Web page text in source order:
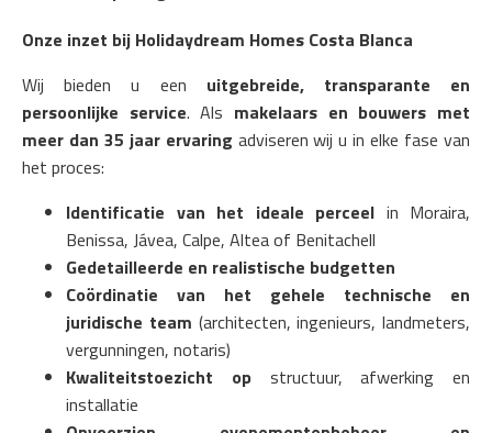
Onze inzet bij Holidaydream Homes Costa Blanca
Wij bieden u een uitgebreide, transparante en
persoonlijke service. Als makelaars en bouwers met
meer dan 35 jaar ervaring adviseren wij u in elke fase van
het proces:
Identificatie van het ideale perceel in Moraira,
Benissa, Jávea, Calpe, Altea of Benitachell
Gedetailleerde en realistische budgetten
Coördinatie van het gehele technische en
juridische team (architecten, ingenieurs, landmeters,
vergunningen, notaris)
Kwaliteitstoezicht opstructuur, afwerking en
installatie